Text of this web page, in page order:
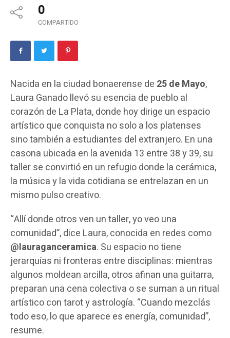
0
COMPARTIDO
Nacida en la ciudad bonaerense de 25 de Mayo,
Laura Ganado llevó su esencia de pueblo al
corazón de La Plata, donde hoy dirige un espacio
artístico que conquista no solo a los platenses
sino también a estudiantes del extranjero. En una
casona ubicada en la avenida 13 entre 38 y 39, su
taller se convirtió en un refugio donde la cerámica,
la música y la vida cotidiana se entrelazan en un
mismo pulso creativo.
“Allí donde otros ven un taller, yo veo una
comunidad”, dice Laura, conocida en redes como
@lauraganceramica. Su espacio no tiene
jerarquías ni fronteras entre disciplinas: mientras
algunos moldean arcilla, otros afinan una guitarra,
preparan una cena colectiva o se suman a un ritual
artístico con tarot y astrología. “Cuando mezclás
todo eso, lo que aparece es energía, comunidad”,
resume.